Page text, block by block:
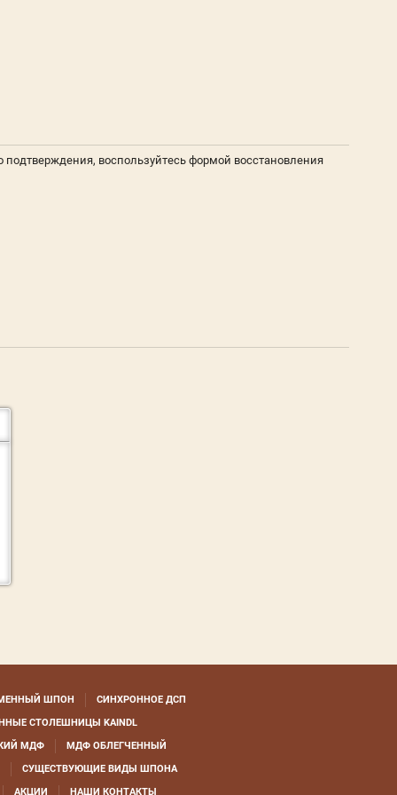
воспользуйтесь формой восстановления
ШПОН
СИНХРОННОЕ ДСП
СТОЛЕШНИЦЫ KAINDL
МДФ
МДФ ОБЛЕГЧЕННЫЙ
СУЩЕСТВУЮЩИЕ ВИДЫ ШПОНА
АКЦИИ
НАШИ КОНТАКТЫ